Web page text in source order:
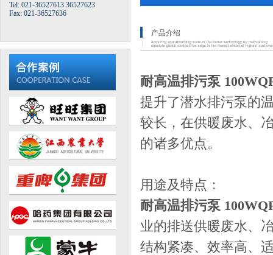
Tel: 021-36527613 36527623
Fax: 021-36527636
产品介绍
耐高温排污泵
提升了潜水排污泵的
较长，在供暖废水、
的诸多优点。
用途及特点：
耐高温排污泵
业的排送供暖废水、
结构紧凑、效率高、